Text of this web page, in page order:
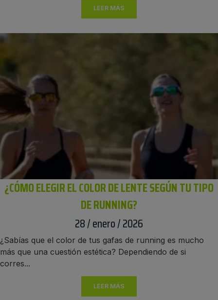
LEER MÁS
¿CÓMO ELEGIR EL COLOR DE LENTE SEGÚN TU TIPO
DE RUNNING?
28 / enero / 2026
¿Sabías que el color de tus gafas de running es mucho
más que una cuestión estética? Dependiendo de si
corres...
LEER MÁS